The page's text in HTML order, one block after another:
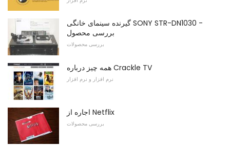
گیرنده سینمای خانگی SONY STR-DN1030 -
بررسی محصول
بررسی محصولات
همه چیز درباره Crackle TV
نرم افزار و نرم افزار
اجاره از Netflix
بررسی محصولات